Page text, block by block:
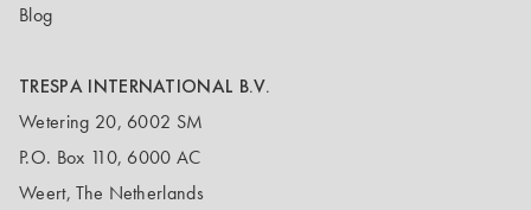
Blog
TRESPA INTERNATIONAL B.V.
Wetering 20, 6002 SM
P.O. Box 110, 6000 AC
Weert, The Netherlands